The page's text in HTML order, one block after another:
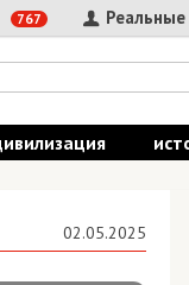
Реальные
02.05.2025